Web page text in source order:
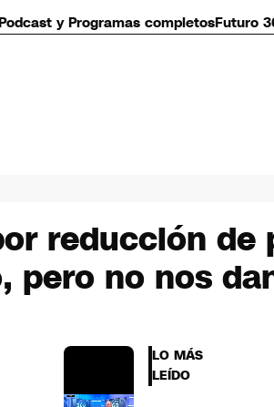
y Programas completosFuturo
reducción de
pero no nos
LO MÁS
LEÍDO